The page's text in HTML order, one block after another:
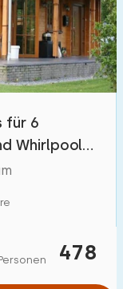
7
4
1
für 6
Whirlpool
478